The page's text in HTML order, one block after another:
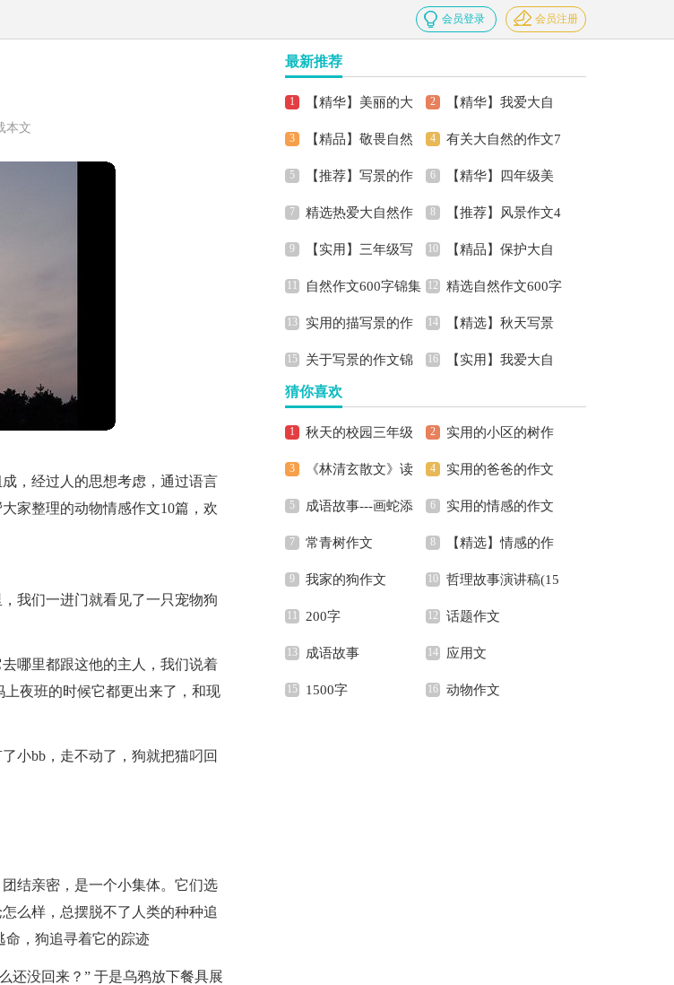
会员登录 会员注册
本文
，经过人的思想考虑，通过语言
家整理的动物情感作文10篇，欢
我们一进门就看见了一只宠物狗
哪里都跟这他的主人，我们说着
夜班的时候它都更出来了，和现
小bb，走不动了，狗就把猫叼回
结亲密，是一个小集体。它们选
么样，总摆脱不了人类的种种追
命，狗追寻着它的踪迹
还没回来？” 于是乌鸦放下餐具展
最新推荐
【精华】美丽的大
自然作文七篇
【精华】我爱大自
然作文4篇
【精品】敬畏自然
作文锦集9篇
有关大自然的作文7
篇
【推荐】写景的作
文300字3篇
【精华】四年级美
景作文300字锦集九篇
精选热爱大自然作
文汇编六篇
【推荐】风景作文4
篇
【实用】三年级写
景作文4篇
【精品】保护大自
然的作文合集8篇
自然作文600字锦集
九篇
精选自然作文600字
合集9篇
实用的描写景的作
文5篇
【精选】秋天写景
的作文300字锦集9篇
关于写景的作文锦
集7篇
【实用】我爱大自
猜你喜欢
秋天的校园三年级
作文
实用的小区的树作
文合集五篇
《林清玄散文》读
后感
实用的爸爸的作文
500字4篇
成语故事---画蛇添
足
实用的情感的作文
汇总9篇
常青树作文 【精选】情感的作
文集合五篇
我家的狗作文 哲理故事演讲稿(15
篇)
200字 话题作文
成语故事 应用文
1500字 动物作文